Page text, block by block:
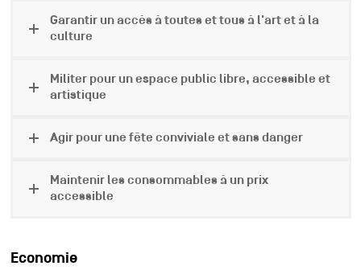
Garantir un accès à toutes et tous à l'art et à la
culture
Militer pour un espace public libre, accessible et
artistique
Agir pour une fête conviviale et sans danger
Maintenir les consommables à un prix
accessible
Economie